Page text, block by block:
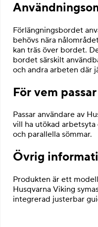
Förlängningsbordet
behövs nära
kan träs över bordet.
bordet särskilt
och andra arbeten där
För vem
Passar användare av
vill ha utökad
och parallella sömmar.
Övrig
Produkten är ett
Husqvarna Viking
integrerad justerbar